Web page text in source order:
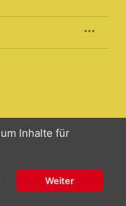
Inhalte für
Weiter